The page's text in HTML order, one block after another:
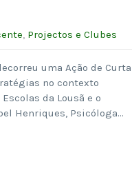
, Projectos e Clubes
uma Ação de Curta
no contexto
da Lousã e o
Henriques, Psicóloga…